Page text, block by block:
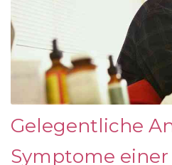
Gelegentliche
Symptome